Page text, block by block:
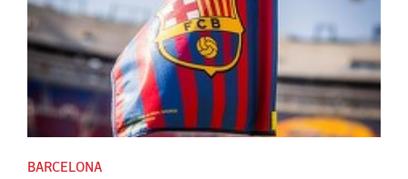
BARCELONA